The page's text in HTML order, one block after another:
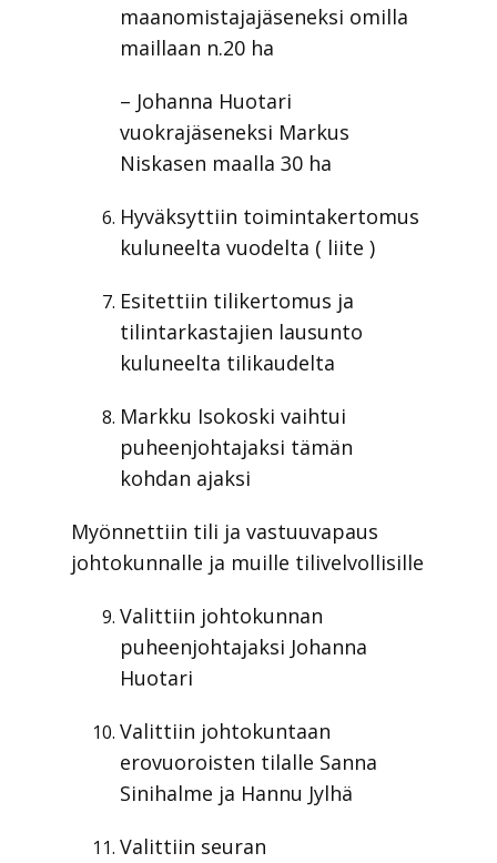
maanomistajajäseneksi omilla
maillaan n.20 ha
– Johanna Huotari
vuokrajäseneksi Markus
Niskasen maalla 30 ha
Hyväksyttiin toimintakertomus
kuluneelta vuodelta ( liite )
Esitettiin tilikertomus ja
tilintarkastajien lausunto
kuluneelta tilikaudelta
Markku Isokoski vaihtui
puheenjohtajaksi tämän
kohdan ajaksi
Myönnettiin tili ja vastuuvapaus
johtokunnalle ja muille tilivelvollisille
Valittiin johtokunnan
puheenjohtajaksi Johanna
Huotari
Valittiin johtokuntaan
erovuoroisten tilalle Sanna
Sinihalme ja Hannu Jylhä
Valittiin seuran